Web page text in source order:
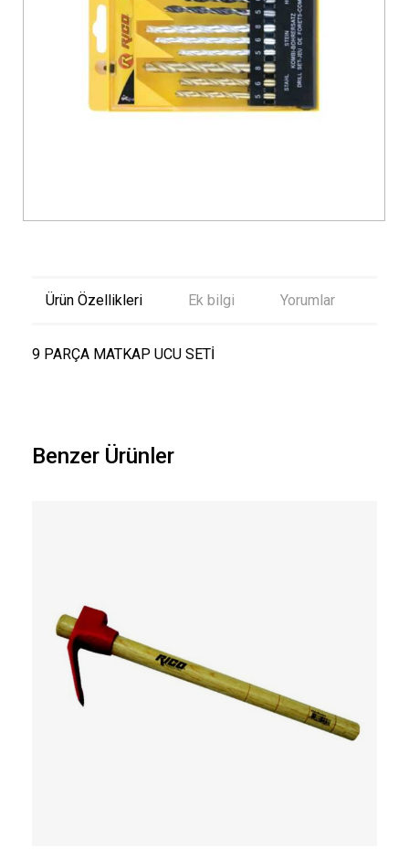
Ürün Özellikleri Ek bilgi Yorumlar
9 PARÇA MATKAP UCU SETİ
Benzer Ürünler